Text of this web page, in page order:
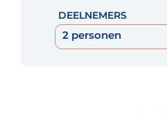
DEELNEMERS
2 personen